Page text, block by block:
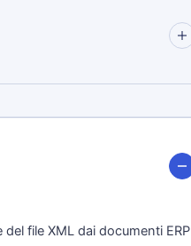
del file XML dai documenti ERP